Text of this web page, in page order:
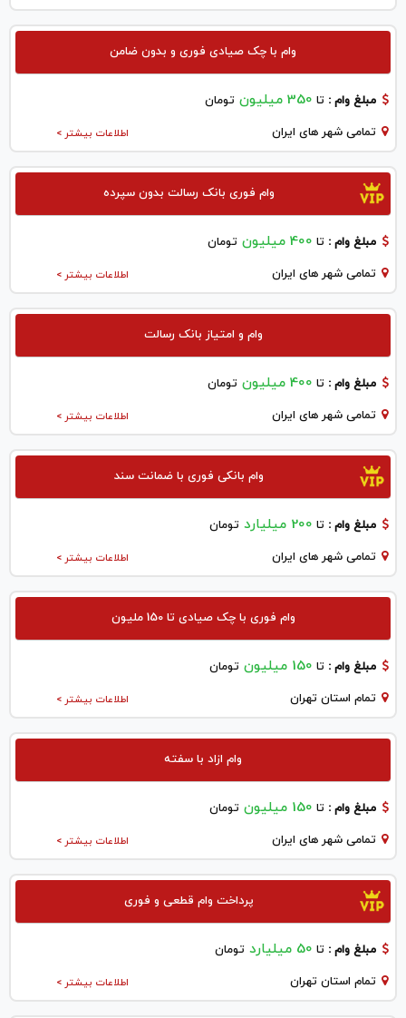
وام با چک صیادی فوری و بدون ضامن
مبلغ وام : تا 350 میلیون تومان
اطلاعات بیشتر > تمامی شهر های ایران
وام فوری بانک رسالت بدون سپرده
مبلغ وام : تا 400 میلیون تومان
اطلاعات بیشتر > تمامی شهر های ایران
وام و امتیاز بانک رسالت
مبلغ وام : تا 400 میلیون تومان
اطلاعات بیشتر > تمامی شهر های ایران
وام بانکی فوری با ضمانت سند
مبلغ وام : تا 200 میلیارد تومان
اطلاعات بیشتر > تمامی شهر های ایران
وام فوری با چک صیادی تا 150 ملیون
مبلغ وام : تا 150 میلیون تومان
اطلاعات بیشتر > تمام استان تهران
وام ازاد با سفته
مبلغ وام : تا 150 میلیون تومان
اطلاعات بیشتر > تمامی شهر های ایران
پرداخت وام قطعی و فوری
مبلغ وام : تا 50 میلیارد تومان
اطلاعات بیشتر > تمام استان تهران